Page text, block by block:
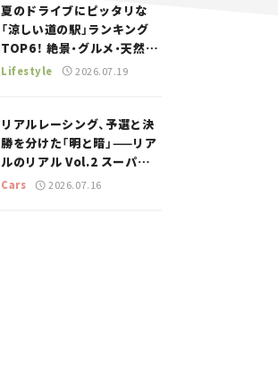
夏のドライブにピッタリな
「涼しい道の駅」ランキング
TOP6！ 絶景・グルメ・天然ク
ーラーなど、避暑におすすめ
Lifestyle 2026.07.19
リアルレーシング、予選と決
勝を分けた「明と暗」——リア
ルのリアル Vol.2 スーパー
GT 2026開幕戦 岡山国際サ
Cars 2026.07.16